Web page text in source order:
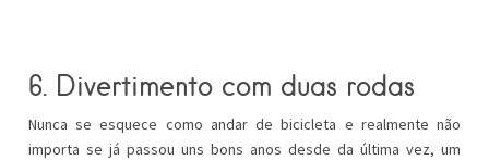
6. Divertimento com duas rodas
Nunca se esquece como andar de bicicleta e realmente não
importa se já passou uns bons anos desde da última vez, um